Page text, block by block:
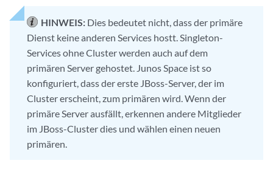
HINWEIS: Dies bedeutet nicht, dass der primäre
Dienst keine anderen Services hostt. Singleton-
Services ohne Cluster werden auch auf dem
primären Server gehostet. Junos Space ist so
konfiguriert, dass der erste JBoss-Server, der im
Cluster erscheint, zum primären wird. Wenn der
primäre Server ausfällt, erkennen andere Mitglieder
im JBoss-Cluster dies und wählen einen neuen
primären.